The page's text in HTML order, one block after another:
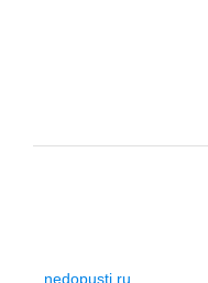
nedopusti.ru